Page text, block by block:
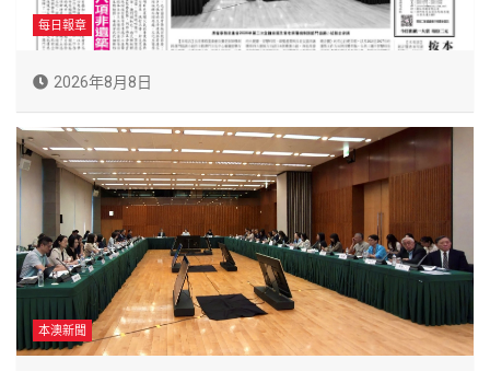
每日報章
2026年8月8日
本澳新聞